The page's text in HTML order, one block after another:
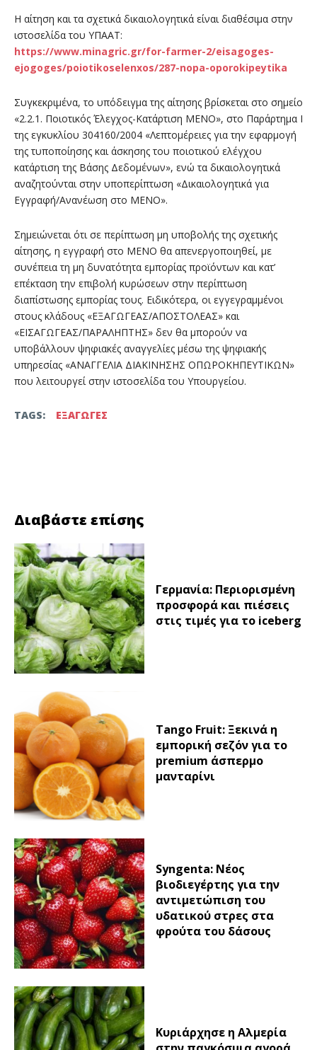
Η αίτηση και τα σχετικά δικαιολογητικά είναι διαθέσιμα στην
ιστοσελίδα του ΥΠΑΑΤ:
https://www.minagric.gr/for-farmer-2/eisagoges-
ejogoges/poiotikoselenxos/287-nopa-oporokipeytika
Συγκεκριμένα, το υπόδειγμα της αίτησης βρίσκεται στο σημείο
«2.2.1. Ποιοτικός Έλεγχος-Κατάρτιση ΜΕΝΟ», στο Παράρτημα Ι
της εγκυκλίου 304160/2004 «Λεπτομέρειες για την εφαρμογή
της τυποποίησης και άσκησης του ποιοτικού ελέγχου
κατάρτιση της Βάσης Δεδομένων», ενώ τα δικαιολογητικά
αναζητούνται στην υποπερίπτωση «Δικαιολογητικά για
Εγγραφή/Ανανέωση στο ΜΕΝΟ».
Σημειώνεται ότι σε περίπτωση μη υποβολής της σχετικής
αίτησης, η εγγραφή στο ΜΕΝΟ θα απενεργοποιηθεί, με
συνέπεια τη μη δυνατότητα εμπορίας προϊόντων και κατ’
επέκταση την επιβολή κυρώσεων στην περίπτωση
διαπίστωσης εμπορίας τους. Ειδικότερα, οι εγγεγραμμένοι
στους κλάδους «ΕΞΑΓΩΓΕΑΣ/ΑΠΟΣΤΟΛΕΑΣ» και
«ΕΙΣΑΓΩΓΕΑΣ/ΠΑΡΑΛΗΠΤΗΣ» δεν θα μπορούν να
υποβάλλουν ψηφιακές αναγγελίες μέσω της ψηφιακής
υπηρεσίας «ΑΝΑΓΓΕΛΙΑ ΔΙΑΚΙΝΗΣΗΣ ΟΠΩΡΟΚΗΠΕΥΤΙΚΩΝ»
που λειτουργεί στην ιστοσελίδα του Υπουργείου.
TAGS: ΕΞΑΓΩΓΕΣ
Διαβάστε επίσης
Γερμανία: Περιορισμένη
προσφορά και πιέσεις
στις τιμές για το iceberg
Tango Fruit: Ξεκινά η
εμπορική σεζόν για το
premium άσπερμο
μανταρίνι
Syngenta: Νέος
βιοδιεγέρτης για την
αντιμετώπιση του
υδατικού στρες στα
φρούτα του δάσους
Κυριάρχησε η Αλμερία